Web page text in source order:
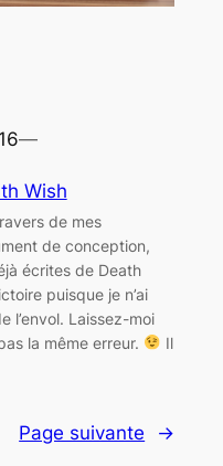
—
Wish
de mes
de conception,
écrites de Death
puisque je n’ai
l’envol. Laissez-moi
la même erreur.
Il
Page suivante →